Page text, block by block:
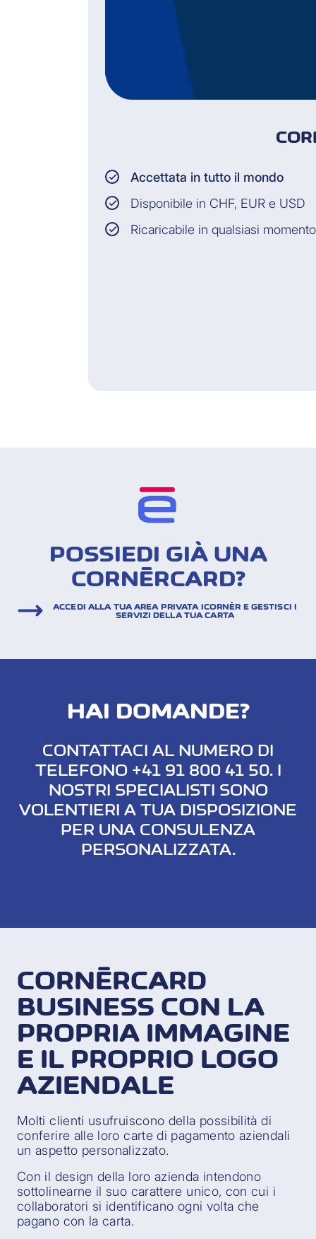
Accettata in tutto il mondo
Disponibile in CHF, EUR e USD
Ricaricabile in qualsiasi momento
POSSIEDI GIÀ UNA
CORNÈRCARD?
ACCEDI ALLA TUA AREA PRIVATA ICORNÈR E GESTISCI I
SERVIZI DELLA TUA CARTA
HAI DOMANDE?
CONTATTACI AL NUMERO DI
TELEFONO +41 91 800 41 50. I
NOSTRI SPECIALISTI SONO
VOLENTIERI A TUA DISPOSIZIONE
PER UNA CONSULENZA
PERSONALIZZATA.
CORNÈRCARD
BUSINESS CON LA
PROPRIA IMMAGINE
E IL PROPRIO LOGO
AZIENDALE
Molti clienti usufruiscono della possibilità di
conferire alle loro carte di pagamento aziendali
un aspetto personalizzato.
Con il design della loro azienda intendono
sottolinearne il suo carattere unico, con cui i
collaboratori si identificano ogni volta che
pagano con la carta.